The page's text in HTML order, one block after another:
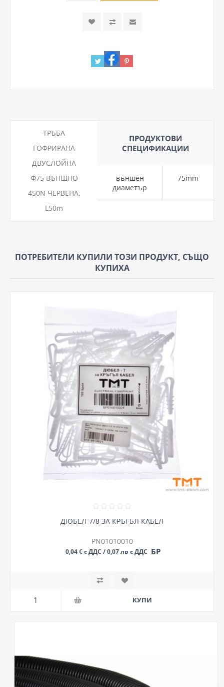
ТРЪБА
ГОФРИРАНА
ДВУСЛОЙНА
Ф75 ВЪНШНО
450N ЧЕРВЕНА,
L50m
ПРОДУКТОВИ
СПЕЦИФИКАЦИИ
външен
диаметър
75mm
ПОТРЕБИТЕЛИ КУПИЛИ ТОЗИ ПРОДУКТ, СЪЩО
КУПИХА
ДЮБЕЛ-7/8 ЗА КРЪГЪЛ КАБЕЛ
PN01010010
0,04 € с ДДС / 0,07 лв с ДДС БР